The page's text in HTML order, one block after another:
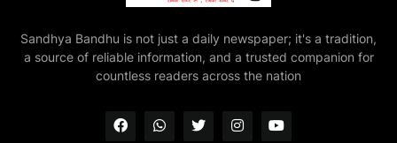
Sandhya Bandhu is not just a daily newspaper; it's a tradition,
a source of reliable information, and a trusted companion for
countless readers across the nation